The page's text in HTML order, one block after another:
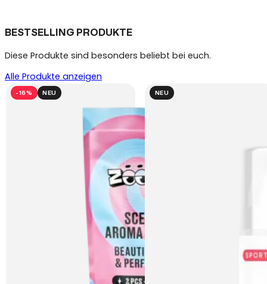
BESTSELLING PRODUKTE
Diese Produkte sind besonders beliebt bei euch.
Alle Produkte anzeigen
-16% NEU NEU